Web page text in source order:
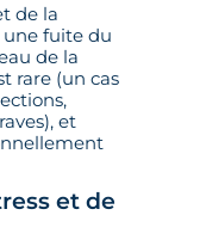
de la
une fuite du
de la
rare (un cas
et
et de